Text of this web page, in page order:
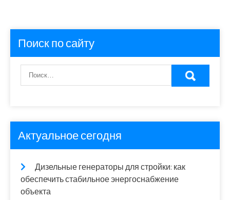
Поиск по сайту
Актуальное сегодня
Дизельные генераторы для стройки: как
обеспечить стабильное энергоснабжение
объекта